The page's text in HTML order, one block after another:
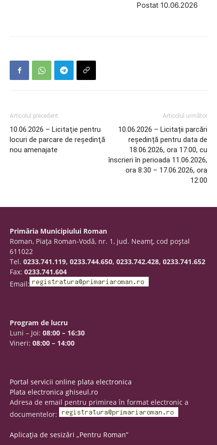
Postat 10.06.2026
Articolul precedent
10.06.2026 – Licitaţie pentru
locuri de parcare de reşedinţă
nou amenajate
Articolul următor
10.06.2026 – Licitații parcări
reședință pentru data de
18.06.2026, ora 17:00, cu
înscrieri în perioada 11.06.2026,
ora 8:30 – 17.06.2026, ora
12:00
Primăria Municipiului Roman
Roman, Piaţa Roman-Vodă, nr. 1, jud. Neamţ, cod poştal
611022
Tel. 0233.741.119, 0233.744.650, 0233.742.428, 0233.741.652
Fax: 0233.741.604
Email:
Program de lucru
Luni – Joi: 08:00 – 16:30
Vineri: 08:00 – 14:00
Portal servicii online plata electronica
Plata electronica ghiseul.ro
Adresa de email pentru primirea în format electronic a
documentelor:
Aplicația de sesizări „Pentru Roman”